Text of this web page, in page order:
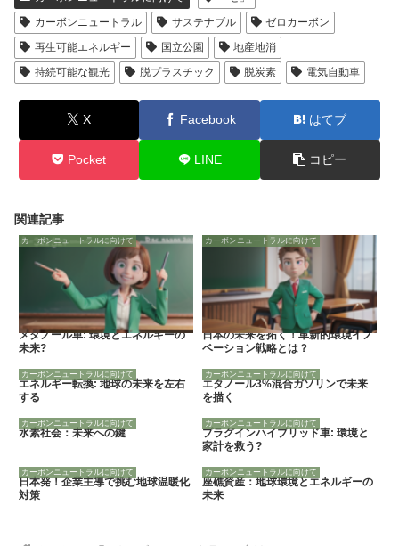
カーボンニュートラル
サステナブル
ゼロカーボン
再生可能エネルギー
国立公園
地産地消
持続可能な観光
脱プラスチック 脱炭素 電気自動車
X Facebook はてブ
Pocket LINE コピー
関連記事
カーボンニュートラルに向けて
メタノール車: 環境とエネルギーの
未来?
カーボンニュートラルに向けて
日本の未来を拓く！革新的環境イノ
ベーション戦略とは？
カーボンニュートラルに向けて
エネルギー転換: 地球の未来を左右
する
カーボンニュートラルに向けて
エタノール3%混合ガソリンで未来
を描く
カーボンニュートラルに向けて
水素社会：未来への鍵
カーボンニュートラルに向けて
プラグインハイブリッド車: 環境と
家計を救う?
カーボンニュートラルに向けて
日本発！企業主導で挑む地球温暖化
対策
カーボンニュートラルに向けて
座礁資産：地球環境とエネルギーの
未来